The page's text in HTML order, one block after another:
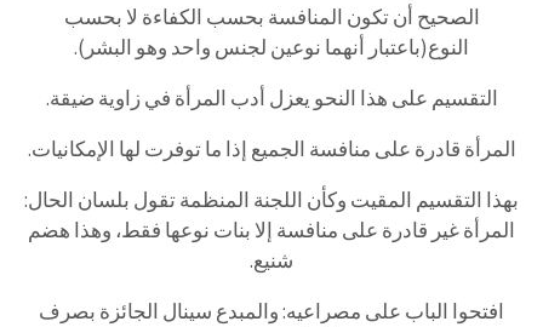
الصحيح أن تكون المنافسة بحسب الكفاءة لا بحسب
النوع(باعتبار أنهما نوعين لجنس واحد وهو البشر).
التقسيم على هذا النحو يعزل أدب المرأة في زاوية ضيقة.
المرأة قادرة على منافسة الجميع إذا ما توفرت لها الإمكانيات.
بهذا التقسيم المقيت وكأن اللجنة المنظمة تقول بلسان الحال:
المرأة غير قادرة على منافسة إلا بنات نوعها فقط، وهذا هضم
شنيع.
افتحوا الباب على مصراعيه: والمبدع سينال الجائزة بصرف